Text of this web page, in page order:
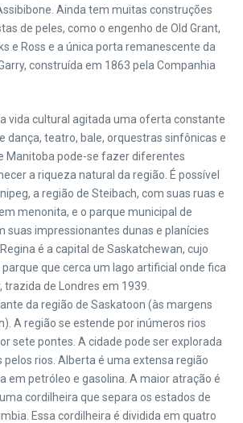
Ainda tem muitas construções
de peles, como o engenho de Old Grant,
e Ross e a única porta remanescente da
construída em 1863 pela Companhia
vida cultural agitada uma oferta constante
dança, teatro, bale, orquestras sinfônicas e
Manitoba pode-se fazer diferentes
a riqueza natural da região. É possível
a região de Steibach, com suas ruas e
menonita, e o parque municipal de
suas impressionantes dunas e planícies
é a capital de Saskatchewan, cujo
que cerca um lago artificial onde fica
de Londres em 1939.
da região de Saskatoon (às margens
A região se estende por inúmeros rios
sete pontes. A cidade pode ser explorada
rios. Alberta é uma extensa região
em petróleo e gasolina. A maior atração é
cordilheira que separa os estados de
Essa cordilheira é dividida em quatro